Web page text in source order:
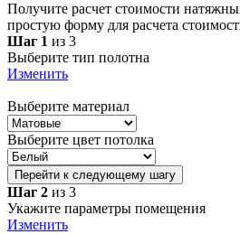
Получите расчет стоимости
простую форму для расчета
Шаг 1 из 3
Выберите тип полотна
Изменить
Выберите материал
Выберите цвет потолка
Перейти к следующему шагу
Шаг 2 из 3
Укажите параметры помещения
Изменить